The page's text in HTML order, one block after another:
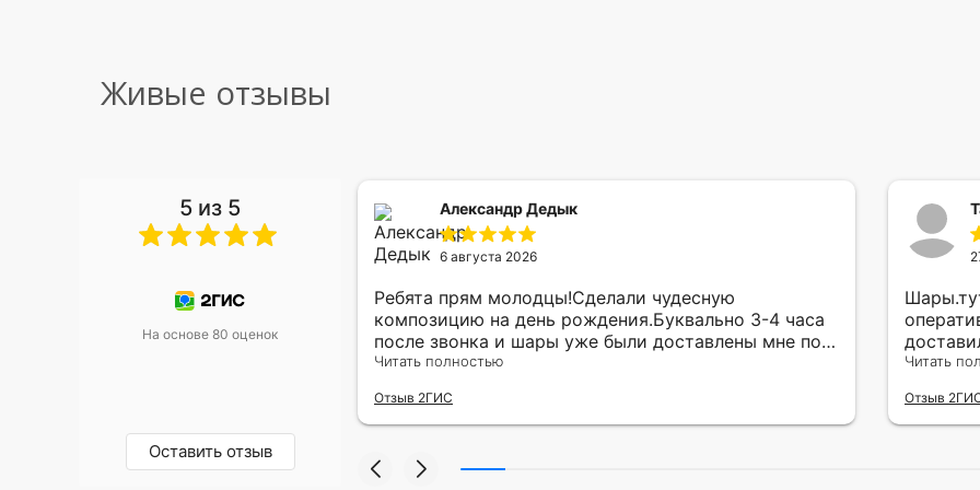
Живые отзывы
5 из 5
На основе 80 оценок
Оставить отзыв
уже два раза, отличная
Александр Дедык
6 августа 2026
Ребята прям молодцы!Сделали чудесную
композицию на день рождения.Буквально 3-4 часа
после звонка и шары уже были доставлены мне по
адресу.Качество исполнения и упаковки на 5.Жена
Читать полностью
Отзыв 2ГИС
другу в
Читать
Отзыв